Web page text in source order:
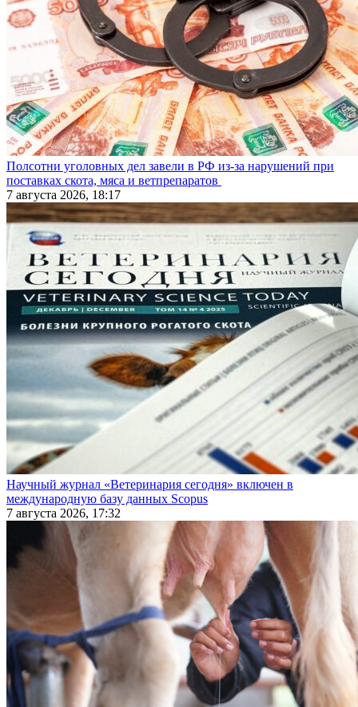
Полсотни уголовных дел завели в РФ из-за нарушений при
поставках скота, мяса и ветпрепаратов
7 августа 2026, 18:17
Научный журнал «Ветеринария сегодня» включен в
международную базу данных Scopus
7 августа 2026, 17:32